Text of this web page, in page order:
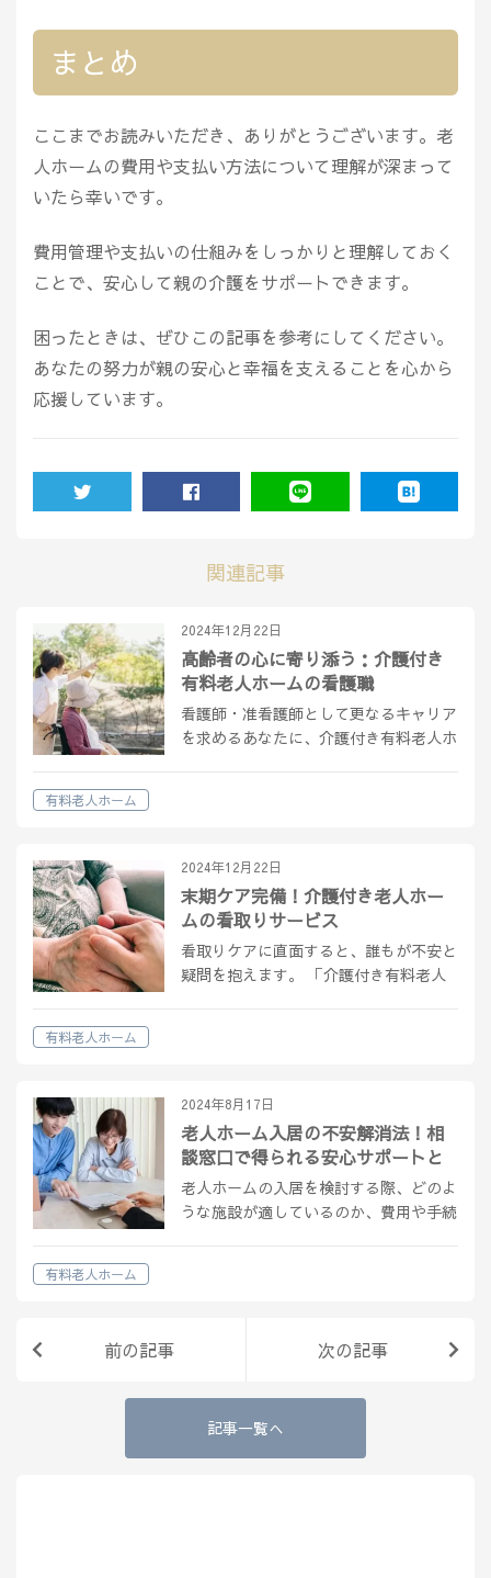
まとめ
ここまでお読みいただき、ありがとうございます。老
人ホームの費用や支払い方法について理解が深まって
いたら幸いです。
費用管理や支払いの仕組みをしっかりと理解しておく
ことで、安心して親の介護をサポートできます。
困ったときは、ぜひこの記事を参考にしてください。
あなたの努力が親の安心と幸福を支えることを心から
応援しています。
関連記事
2024年12月22日
高齢者の心に寄り添う：介護付き
有料老人ホームの看護職
看護師・准看護師として更なるキャリア
を求めるあなたに、介護付き有料老人ホ
活動…
有料老人ホーム
2024年12月22日
末期ケア完備！介護付き老人ホー
ムの看取りサービス
看取りケアに直面すると、誰もが不安と
疑問を抱えます。 「介護付き有料老人
う。 目…
有料老人ホーム
2024年8月17日
老人ホーム入居の不安解消法！相
談窓口で得られる安心サポートと
は
老人ホームの入居を検討する際、どのよ
うな施設が適しているのか、費用や手続
有料老人ホーム
前の記事 次の記事
記事一覧へ